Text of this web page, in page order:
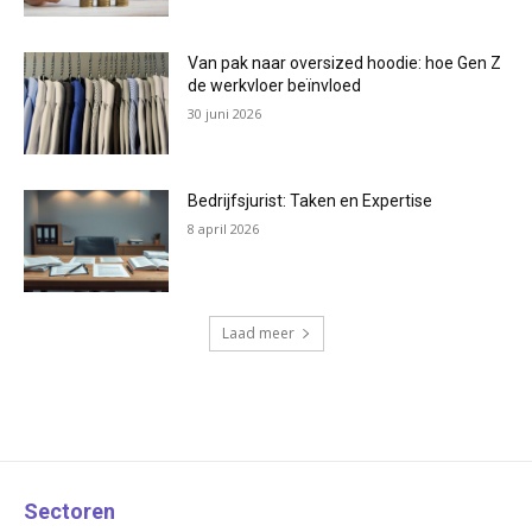
Van pak naar oversized hoodie: hoe Gen Z
de werkvloer beïnvloed
30 juni 2026
Bedrijfsjurist: Taken en Expertise
8 april 2026
Laad meer
Sectoren